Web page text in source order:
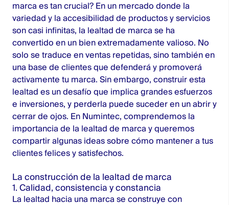
marca es tan crucial? En un mercado donde la
variedad y la accesibilidad de productos y servicios
son casi infinitas, la lealtad de marca se ha
convertido en un bien extremadamente valioso. No
solo se traduce en ventas repetidas, sino también en
una base de clientes que defenderá y promoverá
activamente tu marca. Sin embargo, construir esta
lealtad es un desafío que implica grandes esfuerzos
e inversiones, y perderla puede suceder en un abrir y
cerrar de ojos. En Numintec, comprendemos la
importancia de la lealtad de marca y queremos
compartir algunas ideas sobre cómo mantener a tus
clientes felices y satisfechos.
La construcción de la lealtad de marca
1. Calidad, consistencia y constancia
La lealtad hacia una marca se construye con